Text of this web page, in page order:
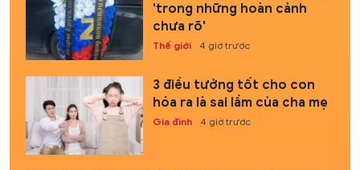
'trong những hoàn cảnh
chưa rõ'
Thế giới 4 giờ trước
3 điều tưởng tốt cho con
hóa ra là sai lầm của cha mẹ
Gia đình 4 giờ trước